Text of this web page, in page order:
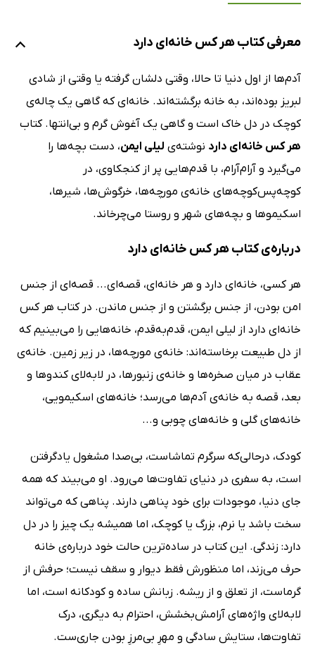
معرفی کتاب هر کس خانه‌ای دارد
آدم‌ها از اول دنیا تا حالا، وقتی دلشان گرفته یا وقتی از شادی
لبریز بوده‌اند، به خانه برگشته‌اند. خانه‌ای که گاهی یک چاله‌ی
کوچک در دل خاک است و گاهی یک آغوش گرم و بی‌انتها. کتاب
هر کس خانه‌ای دارد نوشته‌ی لیلی ایمن، دست بچه‌ها را
می‌گیرد و آرام‌آرام، با قدم‌هایی پر از کنجکاوی، در
کوچه‌پس‌کوچه‌های خانه‌ی مورچه‌ها، خرگوش‌ها، شیرها،
اسکیموها و بچه‌های شهر و روستا می‌چرخاند.
درباره‌ی کتاب هر کس خانه‌ای دارد
هر کسی، خانه‌ای دارد و هر خانه‌ای، قصه‌ای... قصه‌ای از جنس
امن بودن، از جنس برگشتن و از جنس ماندن. در کتاب هر کس
خانه‌ای دارد از لیلی ایمن، قدم‌به‌قدم، خانه‌هایی را می‌بینیم که
از دل طبیعت برخاسته‌اند: خانه‌ی مورچه‌ها، در زیر زمین. خانه‌ی
عقاب در میان صخره‌ها و خانه‌ی زنبورها، در لابه‌لای کندوها و
بعد، قصه به خانه‌ی آدم‌ها می‌رسد؛ خانه‌های اسکیمویی،
خانه‌های گلی و خانه‌های چوبی و...
کودک، درحالی‌که سرگرم تماشاست، بی‌صدا مشغول یادگرفتن
است، به سفری در دنیای تفاوت‌ها می‌رود. او می‌بیند که همه
جای دنیا، موجودات برای خود پناهی دارند. پناهی که می‌تواند
سخت باشد یا نرم، بزرگ یا کوچک، اما همیشه یک چیز را در دل
دارد: زندگی. این کتاب در ساده‌ترین حالت خود درباره‌ی خانه
حرف می‌زند، اما منظورش فقط دیوار و سقف نیست؛ حرفش از
گرماست، از تعلق و از ریشه. زبانش ساده و کودکانه است، اما
لابه‌لای واژه‌های آرامش‌بخشش، احترام به دیگری، درک
تفاوت‌ها، ستایش سادگی و مهرِ بی‌مرزِ بودن جاری‌ست.